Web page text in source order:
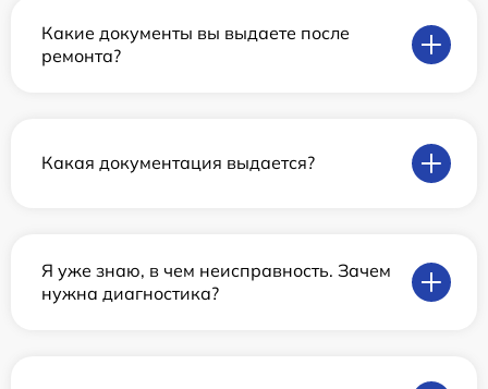
Какие документы вы выдаете после
ремонта?
Какая документация выдается?
Я уже знаю, в чем неисправность. Зачем
нужна диагностика?